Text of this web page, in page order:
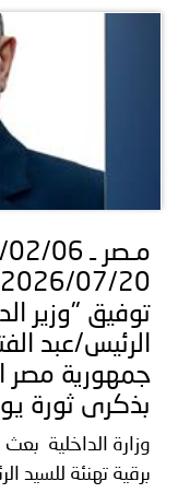
توفيق "وزير
الرئيس/عبد
جمهورية مصر
بذكرى ثورة
وزارة الداخلية
برقية تهنئة للسيد